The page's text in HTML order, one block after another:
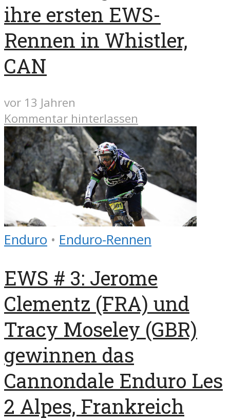
ihre ersten EWS-
Rennen in Whistler,
CAN
vor 13 Jahren
Kommentar hinterlassen
Enduro • Enduro-Rennen
EWS # 3: Jerome
Clementz (FRA) und
Tracy Moseley (GBR)
gewinnen das
Cannondale Enduro Les
2 Alpes, Frankreich